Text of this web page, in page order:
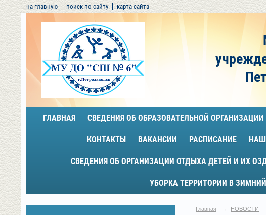
на главную поиск по сайту карта сайта
ГЛАВНАЯ СВЕДЕНИЯ ОБ ОБРАЗОВАТЕЛЬНОЙ ОРГАНИЗАЦИИ
КОНТАКТЫ ВАКАНСИИ РАСПИСАНИЕ
СВЕДЕНИЯ ОБ ОРГАНИЗАЦИИ ОТДЫХА ДЕТЕЙ И ИХ
УБОРКА ТЕРРИТОРИИ В
Главная → НОВОСТИ